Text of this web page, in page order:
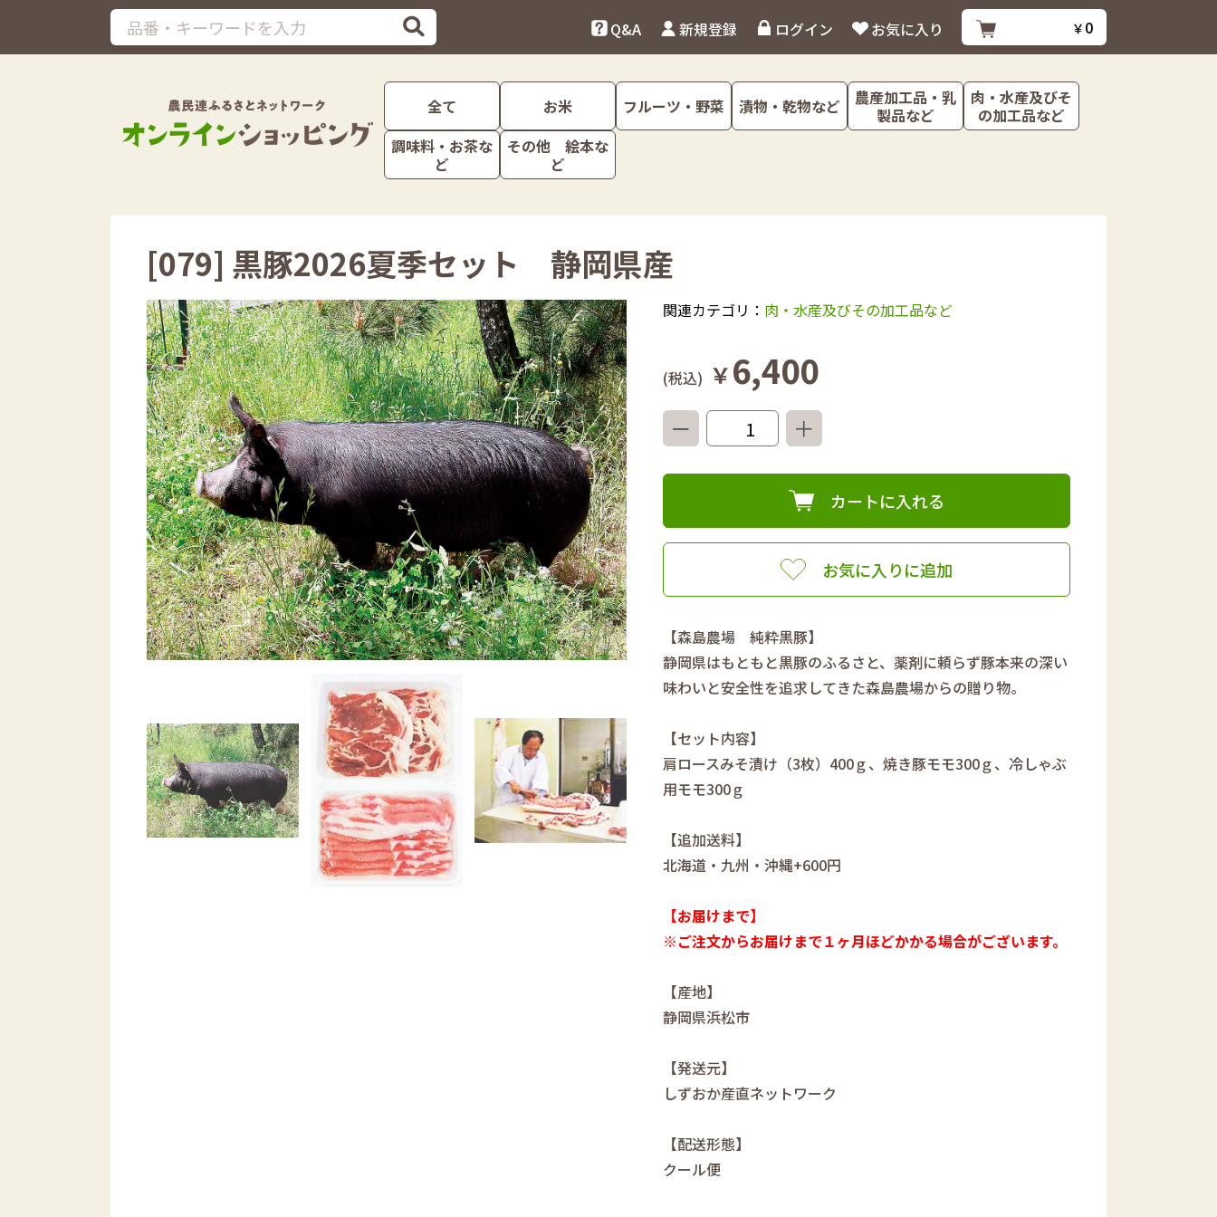
Q&A 新規登録 ログイン お気に入り ￥ 0
全て お米 フルーツ・野菜 漬物・乾物など
農産加工品・乳
製品など
肉・水産及びそ
の加工品など
調味料・お茶な
ど
その他 絵本な
ど
[079] 黒豚2026夏季セット 静岡県産
関連カテゴリ： 肉・水産及びその加工品など
(税込) ￥6,400
－ ＋
カートに入れる
お気に入りに追加
【森島農場 純粋黒豚】
静岡県はもともと黒豚のふるさと、薬剤に頼らず豚本来の深い
味わいと安全性を追求してきた森島農場からの贈り物。
【セット内容】
肩ロースみそ漬け（3枚）400ｇ、焼き豚モモ300ｇ、冷しゃぶ
用モモ300ｇ
【追加送料】
北海道・九州・沖縄+600円
【お届けまで】
※ご注文からお届けまで１ヶ月ほどかかる場合がございます。
【産地】
静岡県浜松市
【発送元】
しずおか産直ネットワーク
【配送形態】
クール便